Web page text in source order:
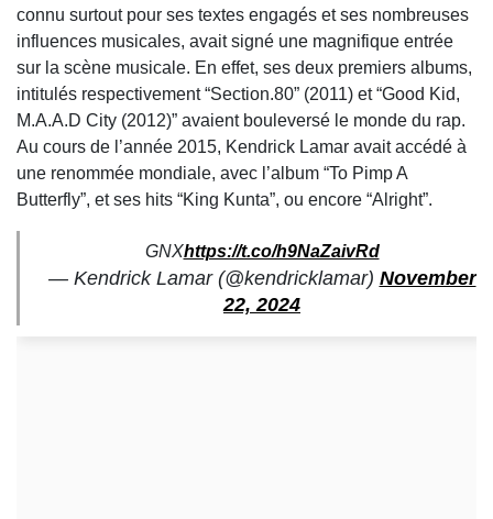
connu surtout pour ses textes engagés et ses nombreuses
influences musicales, avait signé une magnifique entrée
sur la scène musicale. En effet, ses deux premiers albums,
intitulés respectivement “Section.80” (2011) et “Good Kid,
M.A.A.D City (2012)” avaient bouleversé le monde du rap.
Au cours de l’année 2015, Kendrick Lamar avait accédé à
une renommée mondiale, avec l’album “To Pimp A
Butterfly”, et ses hits “King Kunta”, ou encore “Alright”.
GNXhttps://t.co/h9NaZaivRd
— Kendrick Lamar (@kendricklamar) November
22, 2024